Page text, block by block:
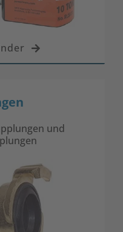
und